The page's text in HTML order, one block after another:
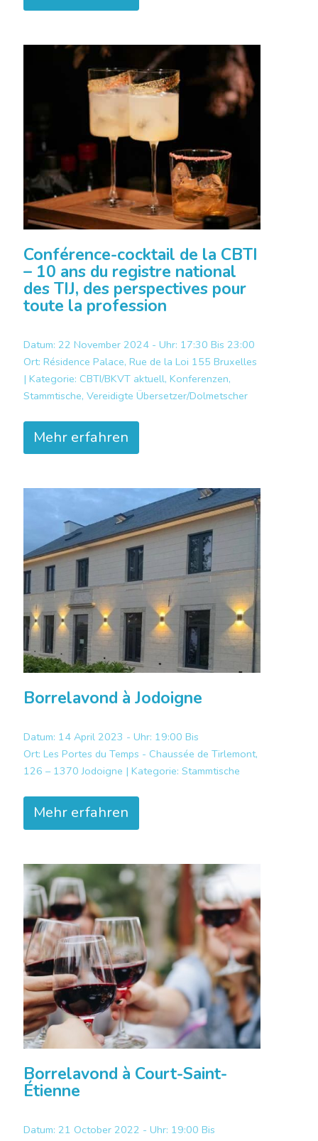
Conférence-cocktail de la CBTI
– 10 ans du registre national
des TIJ, des perspectives pour
toute la profession
Datum: 22 November 2024 - Uhr: 17:30 Bis 23:00
Ort: Résidence Palace, Rue de la Loi 155 Bruxelles
| Kategorie: CBTI/BKVT aktuell, Konferenzen,
Stammtische, Vereidigte Übersetzer/Dolmetscher
Mehr erfahren
Borrelavond à Jodoigne
Datum: 14 April 2023 - Uhr: 19:00 Bis
Ort: Les Portes du Temps - Chaussée de Tirlemont,
126 – 1370 Jodoigne | Kategorie: Stammtische
Mehr erfahren
Borrelavond à Court-Saint-
Étienne
Datum: 21 October 2022 - Uhr: 19:00 Bis